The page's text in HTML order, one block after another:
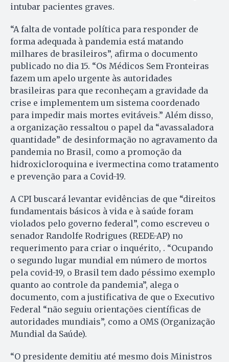
intubar pacientes graves.
“A falta de vontade política para responder de
forma adequada à pandemia está matando
milhares de brasileiros”, afirma o documento
publicado no dia 15. “Os Médicos Sem Fronteiras
fazem um apelo urgente às autoridades
brasileiras para que reconheçam a gravidade da
crise e implementem um sistema coordenado
para impedir mais mortes evitáveis.” Além disso,
a organização ressaltou o papel da “avassaladora
quantidade” de desinformação no agravamento da
pandemia no Brasil, como a promoção da
hidroxicloroquina e ivermectina como tratamento
e prevenção para a Covid-19.
A CPI buscará levantar evidências de que “direitos
fundamentais básicos à vida e à saúde foram
violados pelo governo federal”, como escreveu o
senador Randolfe Rodrigues (REDE-AP) no
requerimento para criar o inquérito, . “Ocupando
o segundo lugar mundial em número de mortos
pela covid-19, o Brasil tem dado péssimo exemplo
quanto ao controle da pandemia”, alega o
documento, com a justificativa de que o Executivo
Federal “não seguiu orientações científicas de
autoridades mundiais”, como a OMS (Organização
Mundial da Saúde).
“O presidente demitiu até mesmo dois Ministros